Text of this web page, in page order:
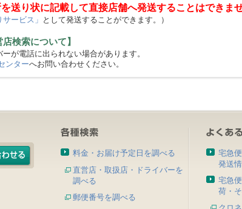
送り状に記載して直接店舗へ発送することはできませ
ービス」 として発送することができます。）
検索について】
が電話に出られない場合があります。
ンターへお問い合わせください。
料金・お届け予定日を調べる
直営店・取扱店・ドライバーを
調べる
郵便番号を調べる
宅急
発送情
宅急
荷・そ